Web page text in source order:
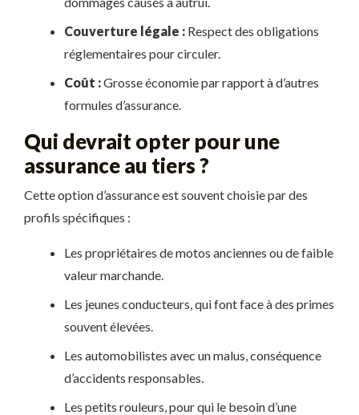
Couverture légale :Respect des obligations
réglementaires pour circuler.
Coût :Grosse économie par rapport à d’autres
formules d’assurance.
Qui devrait opter pour une
assurance au tiers ?
Cette option d’assurance est souvent choisie par des
profils spécifiques :
Les propriétaires de motos anciennes ou de faible
valeur marchande.
Les jeunes conducteurs, qui font face à des primes
souvent élevées.
Les automobilistes avec un malus, conséquence
d’accidents responsables.
Les petits rouleurs, pour qui le besoin d’une